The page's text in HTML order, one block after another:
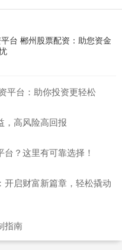
台 郴州股票配资：助您资金
平台：助你投资更轻松
，高风险高回报
？这里有可靠选择！
开启财富新篇章，轻松撬动
指南